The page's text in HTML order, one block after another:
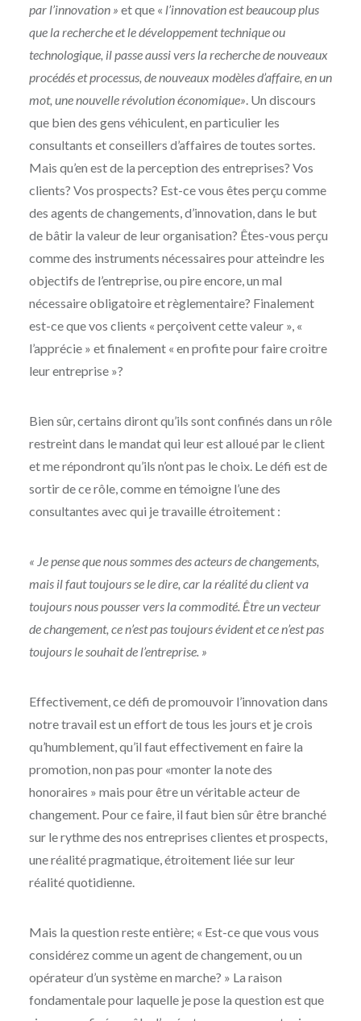
par l’innovation » et que « l’innovation est beaucoup plus
que la recherche et le développement technique ou
technologique, il passe aussi vers la recherche de nouveaux
procédés et processus, de nouveaux modèles d’affaire, en un
mot, une nouvelle révolution économique» . Un discours
que bien des gens véhiculent, en particulier les
consultants et conseillers d’affaires de toutes sortes.
Mais qu’en est de la perception des entreprises? Vos
clients? Vos prospects? Est-ce vous êtes perçu comme
des agents de changements, d’innovation, dans le but
de bâtir la valeur de leur organisation? Êtes-vous perçu
comme des instruments nécessaires pour atteindre les
objectifs de l’entreprise, ou pire encore, un mal
nécessaire obligatoire et règlementaire? Finalement
est-ce que vos clients « perçoivent cette valeur », «
l’apprécie » et finalement « en profite pour faire croitre
leur entreprise »?
Bien sûr, certains diront qu’ils sont confinés dans un rôle
restreint dans le mandat qui leur est alloué par le client
et me répondront qu’ils n’ont pas le choix. Le défi est de
sortir de ce rôle, comme en témoigne l’une des
consultantes avec qui je travaille étroitement :
« Je pense que nous sommes des acteurs de changements,
mais il faut toujours se le dire, car la réalité du client va
toujours nous pousser vers la commodité. Être un vecteur
de changement, ce n’est pas toujours évident et ce n’est pas
toujours le souhait de l’entreprise. »
Effectivement, ce défi de promouvoir l’innovation dans
notre travail est un effort de tous les jours et je crois
qu’humblement, qu’il faut effectivement en faire la
promotion, non pas pour «monter la note des
honoraires » mais pour être un véritable acteur de
changement. Pour ce faire, il faut bien sûr être branché
sur le rythme des nos entreprises clientes et prospects,
une réalité pragmatique, étroitement liée sur leur
réalité quotidienne.
Mais la question reste entière; « Est-ce que vous vous
considérez comme un agent de changement, ou un
opérateur d’un système en marche? » La raison
fondamentale pour laquelle je pose la question est que